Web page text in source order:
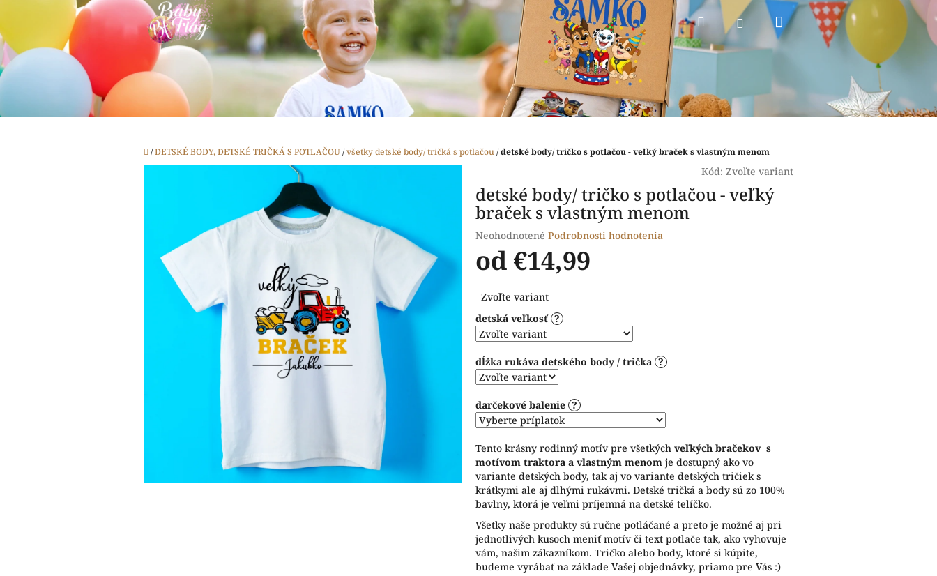
obsah
HľadaťPrihlásenieNákupný
Domov
/DETSKÉ BODY, DETSKÉ TRIČKÁ S POTLAČOU/všetky detské body/ tričká s potlačou/detské body/ tričko s potlačou - veľký braček s vlastným menom
Kód: Zvoľte variant
detské body/ tričko s potlačou - veľký
braček s vlastným menom
Priemerné
hodnotenie
produktu
0,0
5
hviezdičiek.
Neohodnotené Podrobnosti hodnotenia
od €14,99
cena:
Zvoľte variant
detská veľkosť ?
dĺžka rukáva detského body / trička ?
darčekové balenie ?
Tento krásny rodinný motív pre všetkých veľkých bračekov s
motívom traktora a vlastným menom je dostupný ako vo
variante detských body, tak aj vo variante detských tričiek s
krátkymi ale aj dlhými rukávmi. Detské tričká a body sú zo 100%
bavlny, ktorá je veľmi príjemná na detské telíčko.
Všetky naše produkty sú ručne potláčané a preto je možné aj pri
jednotlivých kusoch meniť motív či text potlače tak, ako vyhovuje
vám, našim zákazníkom. Tričko alebo body, ktoré si kúpite,
budeme vyrábať na základe Vašej objednávky, priamo pre Vás :)